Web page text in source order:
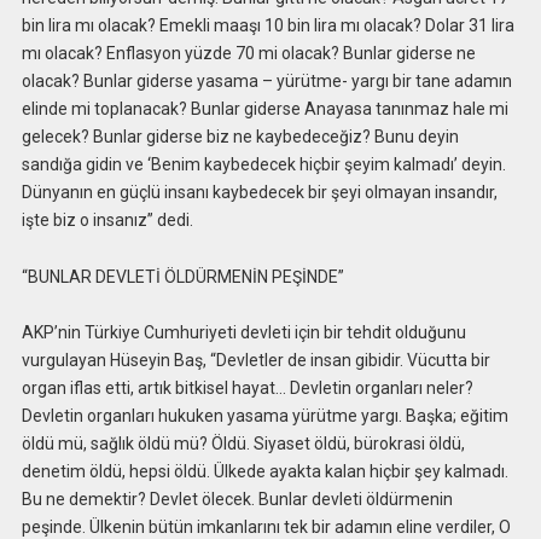
bin lira mı olacak? Emekli maaşı 10 bin lira mı olacak? Dolar 31 lira
mı olacak? Enflasyon yüzde 70 mi olacak? Bunlar giderse ne
olacak? Bunlar giderse yasama – yürütme- yargı bir tane adamın
elinde mi toplanacak? Bunlar giderse Anayasa tanınmaz hale mi
gelecek? Bunlar giderse biz ne kaybedeceğiz? Bunu deyin
sandığa gidin ve ‘Benim kaybedecek hiçbir şeyim kalmadı’ deyin.
Dünyanın en güçlü insanı kaybedecek bir şeyi olmayan insandır,
işte biz o insanız” dedi.
“BUNLAR DEVLETİ ÖLDÜRMENİN PEŞİNDE”
AKP’nin Türkiye Cumhuriyeti devleti için bir tehdit olduğunu
vurgulayan Hüseyin Baş, “Devletler de insan gibidir. Vücutta bir
organ iflas etti, artık bitkisel hayat… Devletin organları neler?
Devletin organları hukuken yasama yürütme yargı. Başka; eğitim
öldü mü, sağlık öldü mü? Öldü. Siyaset öldü, bürokrasi öldü,
denetim öldü, hepsi öldü. Ülkede ayakta kalan hiçbir şey kalmadı.
Bu ne demektir? Devlet ölecek. Bunlar devleti öldürmenin
peşinde. Ülkenin bütün imkanlarını tek bir adamın eline verdiler, O